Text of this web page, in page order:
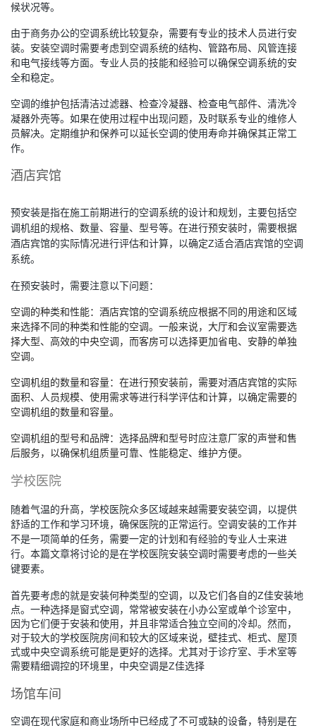
候状况等。
由于商务办公的空调系统比较复杂，需要有专业的技术人员进行安
装。安装空调时需要考虑到空调系统的结构、管路布局、风管连接
和电气接线等方面。专业人员的技能和经验可以确保空调系统的安
全和稳定。
空调的维护包括清洁过滤器、检查冷凝器、检查电气部件、清洗冷
凝器外壳等。如果在使用过程中出现问题，及时联系专业的维修人
员解决。定期维护和保养可以延长空调的使用寿命并确保其正常工
作。
酒店宾馆
预安装是指在施工前期进行的空调系统的设计和规划，主要包括空
调机组的规格、数量、容量、型号等。在进行预安装时，需要根据
酒店宾馆的实际情况进行评估和计算，以确定Z适合酒店宾馆的空调
系统。
在预安装时，需要注意以下问题：
空调的种类和性能：酒店宾馆的空调系统应根据不同的用途和区域
来选择不同的种类和性能的空调。一般来说，大厅和会议室需要选
择大型、高效的中央空调，而客房可以选择更加省电、安静的单独
空调。
空调机组的数量和容量：在进行预安装前，需要对酒店宾馆的实际
面积、人员规模、使用需求等进行科学评估和计算，以确定需要的
空调机组的数量和容量。
空调机组的型号和品牌：选择品牌和型号时应注意厂家的声誉和售
后服务，以确保机组质量可靠、性能稳定、维护方便。
学校医院
随着气温的升高，学校医院众多区域越来越需要安装空调，以提供
舒适的工作和学习环境，确保医院的正常运行。空调安装的工作并
不是一项简单的任务，需要一定的计划和有经验的专业人士来进
行。本篇文章将讨论的是在学校医院安装空调时需要考虑的一些关
键要素。
首先要考虑的就是安装何种类型的空调，以及它们各自的Z佳安装地
点。一种选择是窗式空调，常常被安装在小办公室或单个诊室中，
因为它们便于安装和使用，并且非常适合独立空间的冷却。然而，
对于较大的学校医院房间和较大的区域来说，壁挂式、柜式、屋顶
式或中央空调系统可能是更好的选择。尤其对于诊疗室、手术室等
需要精细调控的环境里，中央空调是Z佳选择
场馆车间
空调在现代家庭和商业场所中已经成了不可或缺的设备，特别是在